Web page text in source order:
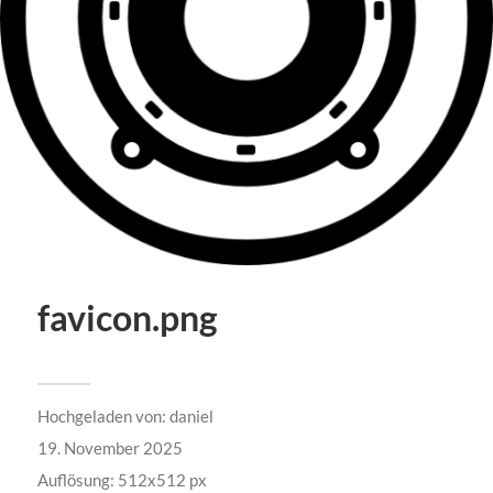
favicon.png
Hochgeladen von: daniel
19. November 2025
Auflösung: 512x512 px